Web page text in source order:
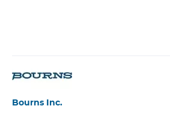
Bourns Inc.